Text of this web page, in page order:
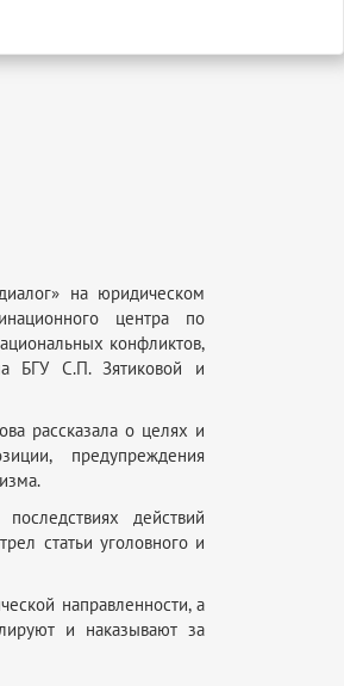
на юридическом
центра по
конфликтов,
БГУ С.П. Зятиковой и
рассказала о целях и
предупреждения
действий
статьи уголовного и
направленности, а
и наказывают за